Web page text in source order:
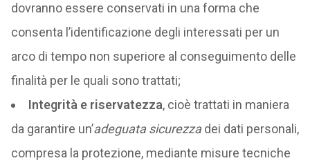
dovranno essere conservati in una forma che
consenta l’identificazione degli interessati per un
arco di tempo non superiore al conseguimento delle
finalità per le quali sono trattati;
Integrità e riservatezza, cioè trattati in maniera
da garantire un’adeguata sicurezzadei dati personali,
compresa la protezione, mediante misure tecniche